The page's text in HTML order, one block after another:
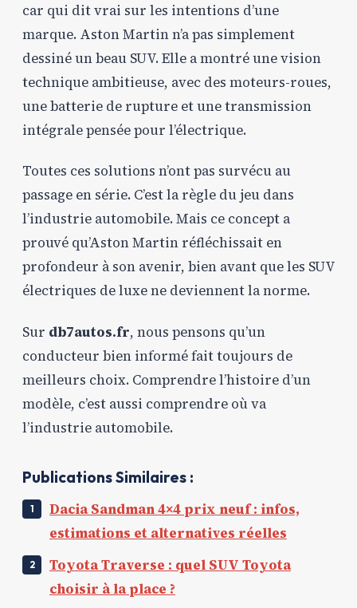
car qui dit vrai sur les intentions d’une
marque. Aston Martin n’a pas simplement
dessiné un beau SUV. Elle a montré une vision
technique ambitieuse, avec des moteurs-roues,
une batterie de rupture et une transmission
intégrale pensée pour l’électrique.
Toutes ces solutions n’ont pas survécu au
passage en série. C’est la règle du jeu dans
l’industrie automobile. Mais ce concept a
prouvé qu’Aston Martin réfléchissait en
profondeur à son avenir, bien avant que les SUV
électriques de luxe ne deviennent la norme.
Sur db7autos.fr, nous pensons qu’un
conducteur bien informé fait toujours de
meilleurs choix. Comprendre l’histoire d’un
modèle, c’est aussi comprendre où va
l’industrie automobile.
Publications Similaires :
Dacia Sandman 4×4 prix neuf : infos,
estimations et alternatives réelles
Toyota Traverse : quel SUV Toyota
choisir à la place ?